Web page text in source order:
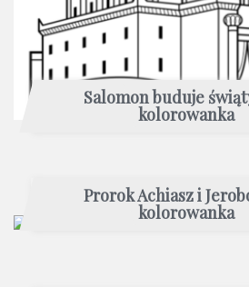
Salomon buduje
kolorowanka
Prorok Achiasz i
kolorowanka